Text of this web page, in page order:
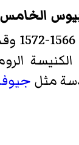
الخامس
مثل